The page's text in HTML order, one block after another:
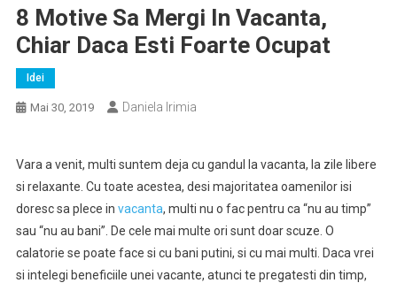
8 Motive Sa Mergi In Vacanta,
Chiar Daca Esti Foarte Ocupat
Idei
Mai 30, 2019 Daniela Irimia
Vara a venit, multi suntem deja cu gandul la vacanta, la zile libere
si relaxante. Cu toate acestea, desi majoritatea oamenilor isi
doresc sa plece in vacanta, multi nu o fac pentru ca “nu au timp”
sau “nu au bani”. De cele mai multe ori sunt doar scuze. O
calatorie se poate face si cu bani putini, si cu mai multi. Daca vrei
si intelegi beneficiile unei vacante, atunci te pregatesti din timp,